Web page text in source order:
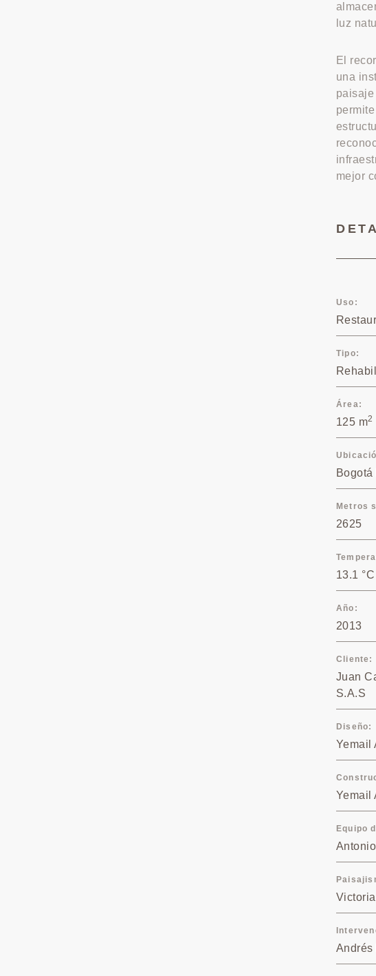
luz
El
una
mejor
Uso
Tipo
Área
125 m2
Metros
2625
13.1 °C
Año
2013
Cliente
Juan
S.A.S
Diseño
Yemail
Yemail
Equipo
Andrés